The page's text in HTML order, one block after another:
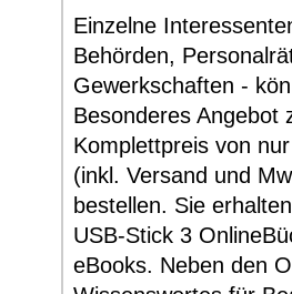
Einzelne
Behörden,
Gewerkschaften -
Besonderes Angebot
Komplettpreis von
(inkl. Versand und
bestellen. Sie
USB-Stick 3
eBooks. Neben den